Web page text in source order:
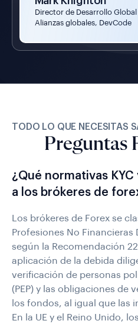
Director de Desarrollo Global
Alianzas globales, DevCode
TODO LO QUE NECESITAS
Preguntas
¿Qué normativas
a los brókeres de
Los brókeres de Forex se
Profesiones No Financieras
según la Recomendación
aplicación de la debida
verificación de personas
(PEP) y las obligaciones de
los fondos, al igual que las
En la UE y el Reino Unido,